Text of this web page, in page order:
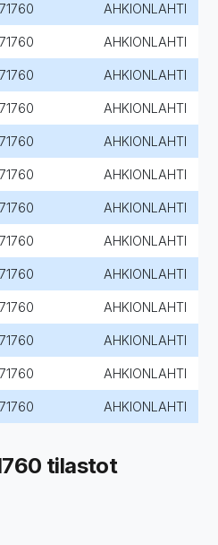
71760 AHKIONLAHTI
71760 AHKIONLAHTI
71760 AHKIONLAHTI
71760 AHKIONLAHTI
71760 AHKIONLAHTI
71760 AHKIONLAHTI
71760 AHKIONLAHTI
71760 AHKIONLAHTI
71760 AHKIONLAHTI
71760 AHKIONLAHTI
71760 AHKIONLAHTI
71760 AHKIONLAHTI
71760 AHKIONLAHTI
tilastot